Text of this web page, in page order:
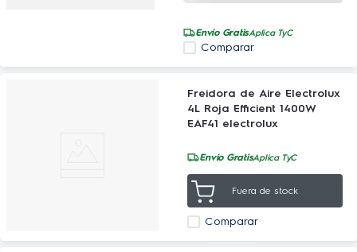
Envío GratisAplica TyC
Comparar
Freidora de Aire Electrolux
4L Roja Efficient 1400W
EAF41 electrolux
Envío GratisAplica TyC
Fuera de stock
Comparar